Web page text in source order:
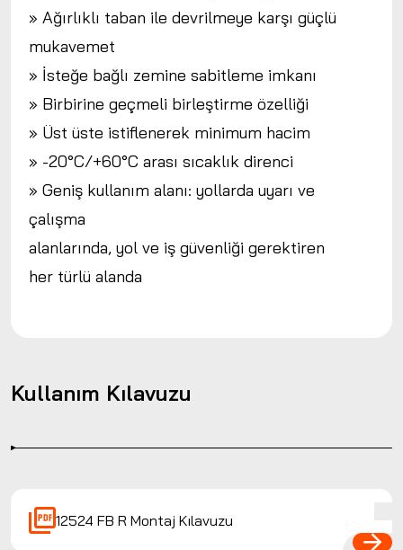
» Ağırlıklı taban ile devrilmeye karşı güçlü
mukavemet
» İsteğe bağlı zemine sabitleme imkanı
» Birbirine geçmeli birleştirme özelliği
» Üst üste istiflenerek minimum hacim
» -20°C/+60°C arası sıcaklık direnci
» Geniş kullanım alanı: yollarda uyarı ve
çalışma
alanlarında, yol ve iş güvenliği gerektiren
her türlü alanda
Kullanım Kılavuzu
12524 FB R Montaj Kılavuzu